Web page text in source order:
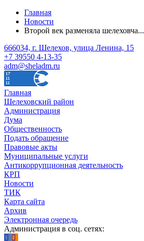
Главная
Новости
Второй век разменяла шелеховча...
666034, г. Шелехов, улица Ленина, 15
+7 39550 4-13-35
adm@sheladm.ru
Главная
Шелеховский район
Администрация
Дума
Общественность
Подать обращение
Правовые акты
Муниципальные услуги
Антикоррупционная деятельность
КРП
Новости
ТИК
Карта сайта
Архив
Электронная очередь
Администрация в соц. сетях: